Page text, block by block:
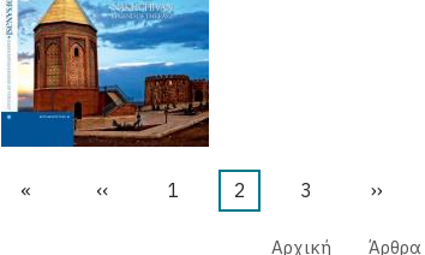
First
«
Προηγούμενη
‹‹ Σελίδα
1
Τρέχουσα
2 Σελίδα
3
Next
››
Αρχική Άρθρα